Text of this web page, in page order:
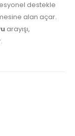
destekle
alan açar.
arayışı,